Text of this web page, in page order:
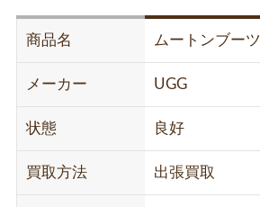
商品名 ムートンブーツ
メーカー UGG
状態 良好
買取方法 出張買取